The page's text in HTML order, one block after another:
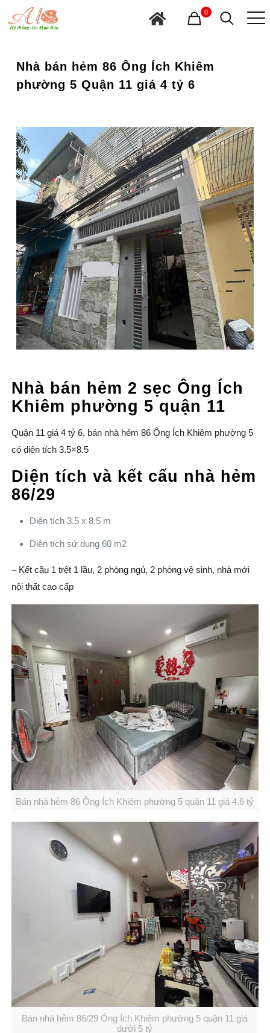
0
Nhà bán hẻm 86 Ông Ích Khiêm
phường 5 Quận 11 giá 4 tỷ 6
Nhà bán hẻm 2 sẹc Ông Ích
Khiêm phường 5 quận 11
Quận 11 giá 4 tỷ 6, bán nhà hẻm 86 Ông Ích Khiêm phường 5
có diên tích 3.5×8.5
Diện tích và kết cấu nhà hẻm
86/29
Diên tích 3.5 x 8.5 m
Diên tích sử dụng 60 m2
– Kết cầu 1 trệt 1 lầu, 2 phòng ngủ, 2 phòng vệ sinh, nhà mới
nội thất cao cấp
Bán nhà hẻm 86 Ông Ích Khiêm phường 5 quận 11 giá 4.6 tỷ
Bán nhà hẻm 86/29 Ông Ích Khiêm phường 5 quận 11 giá
dưới 5 tỷ